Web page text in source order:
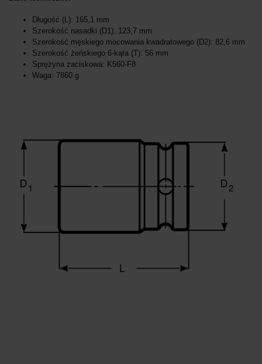
Długość (L): 165,1 mm
Szerokość nasadki (D1): 123,7 mm
Szerokość męskiego mocowania kwadratowego (D2): 82,6 mm
Szerokość żeńskiego 6-kąta (T): 56 mm
Sprężyna zaciskowa: K560-F8
Waga: 7860 g